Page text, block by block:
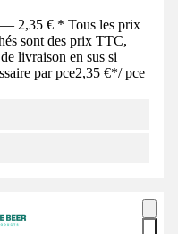
2,35 € * Tous les prix
sont des prix TTC,
livraison en sus si
par pce2,35 €*/ pce